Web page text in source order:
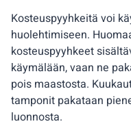
Kosteuspyyhkeitä voi
huolehtimiseen.
kosteuspyyhkeet
käymälään, vaan ne
pois maastosta.
tamponit pakataan
luonnosta.